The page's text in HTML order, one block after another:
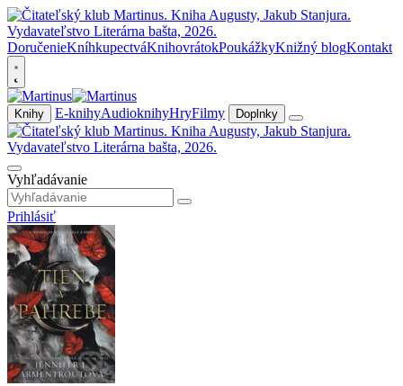
DoručenieKníhkupectváKnihovrátokPoukážkyKnižný blogKontakt
Knihy E-knihyAudioknihyHryFilmy Doplnky
Vyhľadávanie
Prihlásiť